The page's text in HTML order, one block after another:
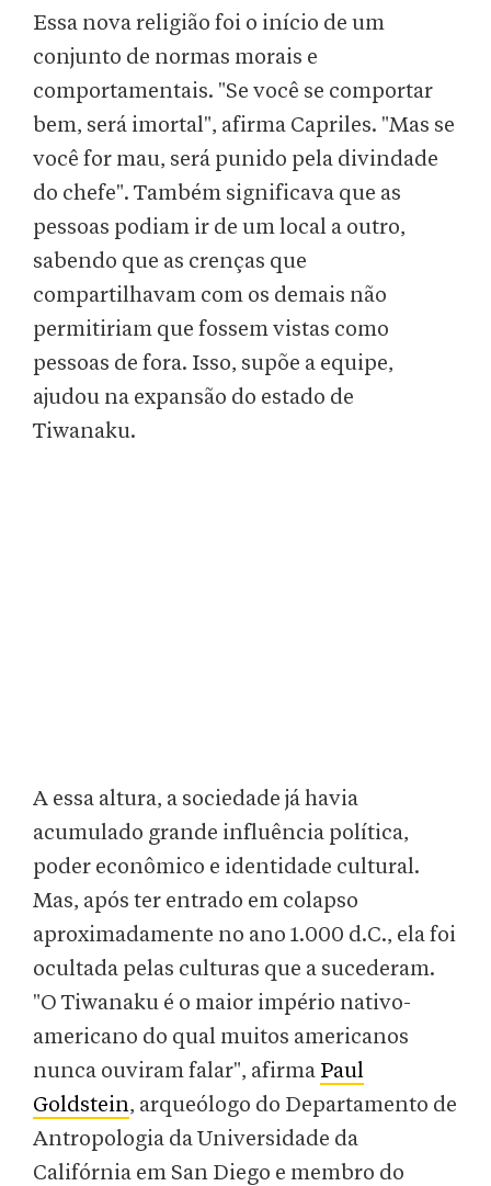
Essa nova religião foi o início de um
conjunto de normas morais e
comportamentais. "Se você se comportar
bem, será imortal", afirma Capriles. "Mas se
você for mau, será punido pela divindade
do chefe". Também significava que as
pessoas podiam ir de um local a outro,
sabendo que as crenças que
compartilhavam com os demais não
permitiriam que fossem vistas como
pessoas de fora. Isso, supõe a equipe,
ajudou na expansão do estado de
Tiwanaku.
A essa altura, a sociedade já havia
acumulado grande influência política,
poder econômico e identidade cultural.
Mas, após ter entrado em colapso
aproximadamente no ano 1.000 d.C., ela foi
ocultada pelas culturas que a sucederam.
"O Tiwanaku é o maior império nativo-
americano do qual muitos americanos
nunca ouviram falar", afirma Paul
Goldstein, arqueólogo do Departamento de
Antropologia da Universidade da
Califórnia em San Diego e membro do